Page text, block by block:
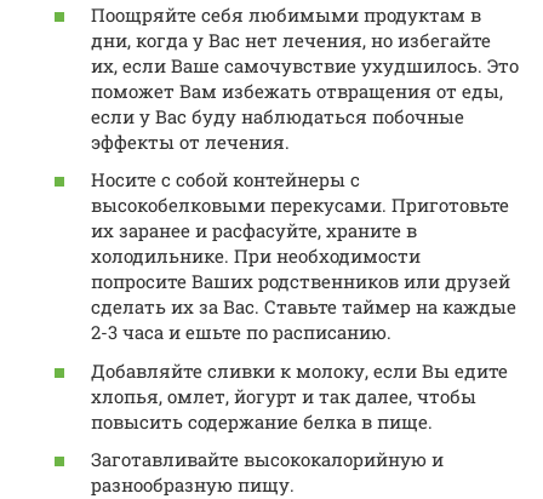
Поощряйте себя любимыми продуктам в
дни, когда у Вас нет лечения, но избегайте
их, если Ваше самочувствие ухудшилось. Это
поможет Вам избежать отвращения от еды,
если у Вас буду наблюдаться побочные
эффекты от лечения.
Носите с собой контейнеры с
высокобелковыми перекусами. Приготовьте
их заранее и расфасуйте, храните в
холодильнике. При необходимости
попросите Ваших родственников или друзей
сделать их за Вас. Ставьте таймер на каждые
2-3 часа и ешьте по расписанию.
Добавляйте сливки к молоку, если Вы едите
хлопья, омлет, йогурт и так далее, чтобы
повысить содержание белка в пище.
Заготавливайте высококалорийную и
разнообразную пищу.